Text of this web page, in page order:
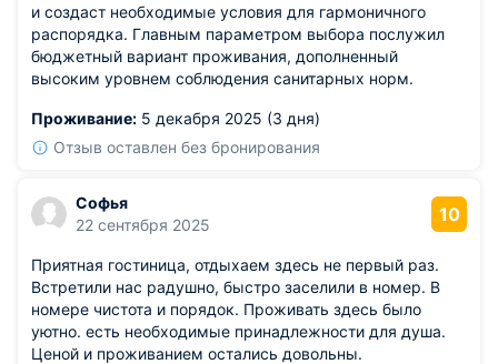
и создаст необходимые условия для гармоничного
распорядка. Главным параметром выбора послужил
бюджетный вариант проживания, дополненный
высоким уровнем соблюдения санитарных норм.
Проживание: 5 декабря 2025 (3 дня)
Отзыв оставлен без бронирования
Софья
22 сентября 2025
10
Приятная гостиница, отдыхаем здесь не первый раз.
Встретили нас радушно, быстро заселили в номер. В
номере чистота и порядок. Проживать здесь было
уютно. есть необходимые принадлежности для душа.
Ценой и проживанием остались довольны.